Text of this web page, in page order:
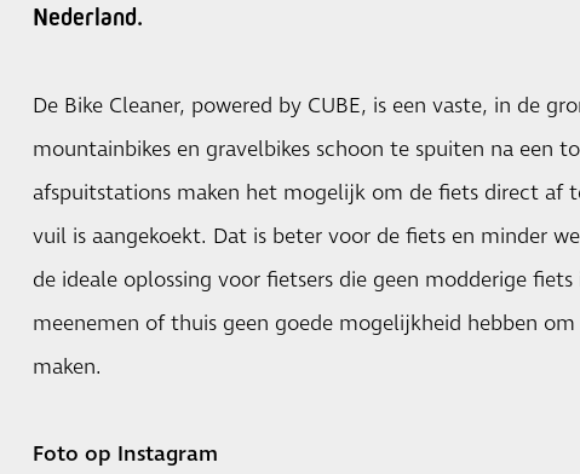
Nederland.
De Bike Cleaner, powered by CUBE, is een vaste, in de
mountainbikes en gravelbikes schoon te spuiten na een
afspuitstations maken het mogelijk om de fiets direct af
vuil is aangekoekt. Dat is beter voor de fiets en minder
de ideale oplossing voor fietsers die geen modderige
meenemen of thuis geen goede mogelijkheid hebben
maken.
Foto op Instagram